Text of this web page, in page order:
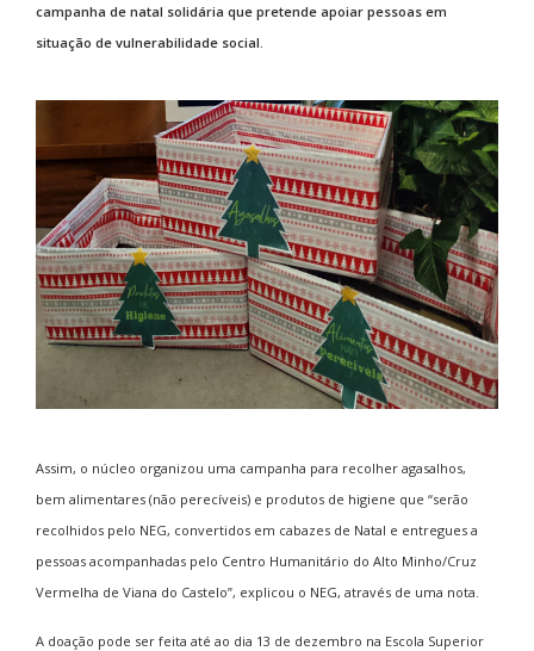
campanha de natal solidária que pretende apoiar pessoas em
situação de vulnerabilidade social.
Assim, o núcleo organizou uma campanha para recolher agasalhos,
bem alimentares (não perecíveis) e produtos de higiene que “serão
recolhidos pelo NEG, convertidos em cabazes de Natal e entregues a
pessoas acompanhadas pelo Centro Humanitário do Alto Minho/Cruz
Vermelha de Viana do Castelo”, explicou o NEG, através de uma nota.
A doação pode ser feita até ao dia 13 de dezembro na Escola Superior